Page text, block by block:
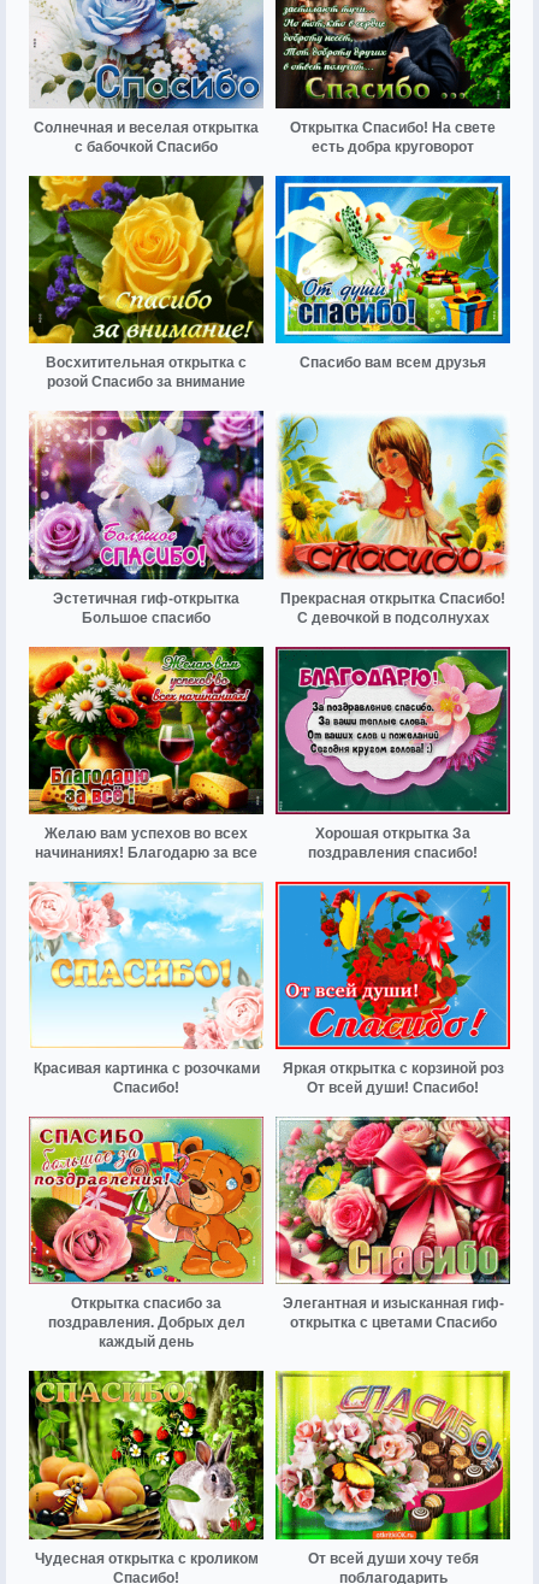
Солнечная и веселая открытка
с бабочкой Спасибо
Открытка Спасибо! На свете
есть добра круговорот
Восхитительная открытка с
розой Спасибо за внимание
Спасибо вам всем друзья
Эстетичная гиф-открытка
Большое спасибо
Прекрасная открытка Спасибо!
С девочкой в подсолнухах
Желаю вам успехов во всех
начинаниях! Благодарю за все
Хорошая открытка За
поздравления спасибо!
Красивая картинка с розочками
Спасибо!
Яркая открытка с корзиной роз
От всей души! Спасибо!
Открытка спасибо за
поздравления. Добрых дел
каждый день
Элегантная и изысканная гиф-
открытка с цветами Спасибо
Чудесная открытка с кроликом
Спасибо!
От всей души хочу тебя
поблагодарить